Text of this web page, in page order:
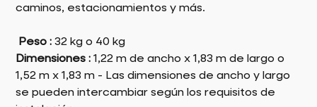
caminos, estacionamientos y más.
Peso : 32 kg o 40 kg
Dimensiones : 1,22 m de ancho x 1,83 m de largo o
1,52 m x 1,83 m - Las dimensiones de ancho y largo
se pueden intercambiar según los requisitos de